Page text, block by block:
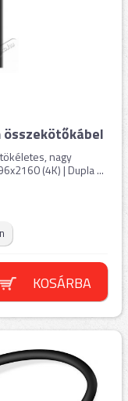
összekötőkábel
nagy
(4K) | Dupla ...
KOSÁRBA